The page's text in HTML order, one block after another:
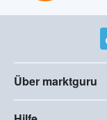
Über marktguru